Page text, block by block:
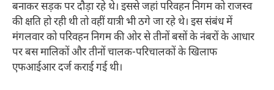
बनाकर सड़क पर दौड़ा रहे थे। इससे जहां परिवहन निगम को राजस्व
की क्षति हो रही थी तो वहीं यात्री भी ठगे जा रहे थे। इस संबंध में
मंगलवार को परिवहन निगम की ओर से तीनों बसों के नंबरों के आधार
पर बस मालिकों और तीनों चालक-परिचालकों के खिलाफ
एफआईआर दर्ज कराई गई थी।